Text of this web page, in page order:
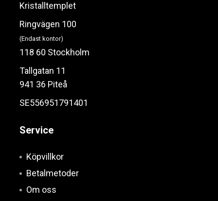
Kristalltemplet
Ringvägen 100
(Endast kontor)
118 60 Stockholm
Tallgatan 11
941 36 Piteå
SE556951791401
Service
Köpvillkor
Betalmetoder
Om oss